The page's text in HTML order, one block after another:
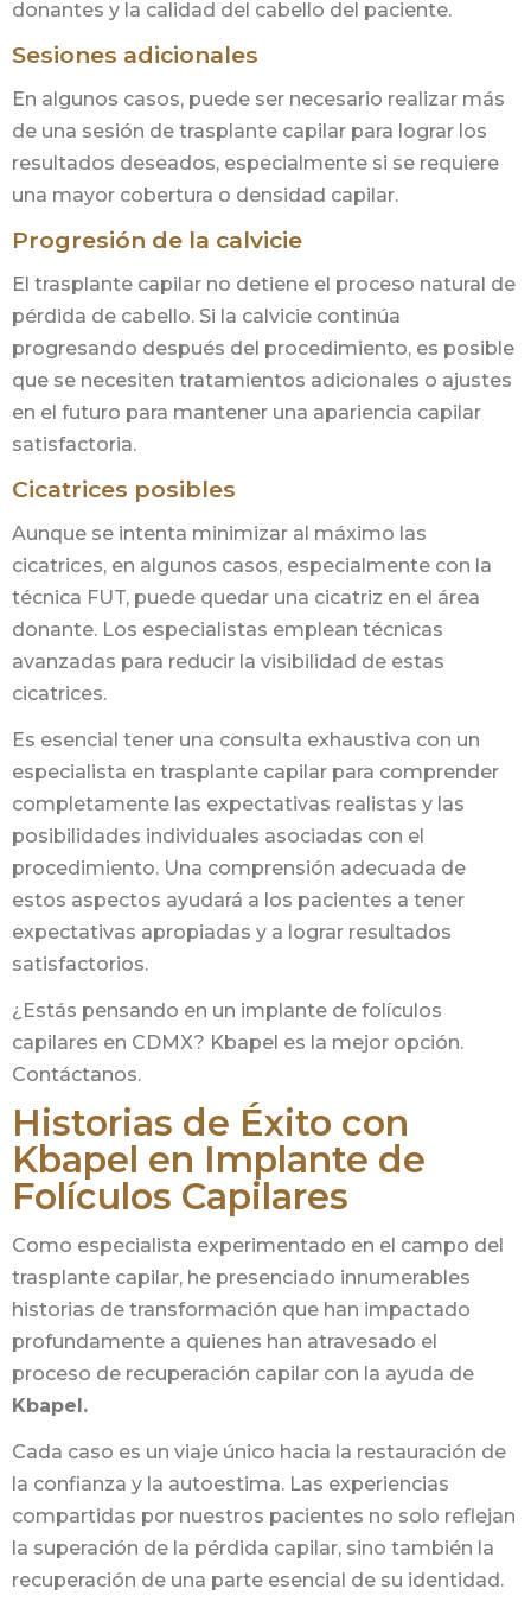
donantes y la calidad del cabello del paciente.
Sesiones adicionales
En algunos casos, puede ser necesario realizar más
de una sesión de trasplante capilar para lograr los
resultados deseados, especialmente si se requiere
una mayor cobertura o densidad capilar.
Progresión de la calvicie
El trasplante capilar no detiene el proceso natural de
pérdida de cabello. Si la calvicie continúa
progresando después del procedimiento, es posible
que se necesiten tratamientos adicionales o ajustes
en el futuro para mantener una apariencia capilar
satisfactoria.
Cicatrices posibles
Aunque se intenta minimizar al máximo las
cicatrices, en algunos casos, especialmente con la
técnica FUT, puede quedar una cicatriz en el área
donante. Los especialistas emplean técnicas
avanzadas para reducir la visibilidad de estas
cicatrices.
Es esencial tener una consulta exhaustiva con un
especialista en trasplante capilar para comprender
completamente las expectativas realistas y las
posibilidades individuales asociadas con el
procedimiento. Una comprensión adecuada de
estos aspectos ayudará a los pacientes a tener
expectativas apropiadas y a lograr resultados
satisfactorios.
¿Estás pensando en un implante de folículos
capilares en CDMX? Kbapel es la mejor opción.
Contáctanos.
Historias de Éxito con
Kbapel en Implante de
Folículos Capilares
Como especialista experimentado en el campo del
trasplante capilar, he presenciado innumerables
historias de transformación que han impactado
profundamente a quienes han atravesado el
proceso de recuperación capilar con la ayuda de
Kbapel.
Cada caso es un viaje único hacia la restauración de
la confianza y la autoestima. Las experiencias
compartidas por nuestros pacientes no solo reflejan
la superación de la pérdida capilar, sino también la
recuperación de una parte esencial de su identidad.